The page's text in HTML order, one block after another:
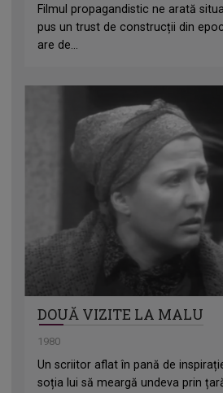
Filmul propagandistic ne arată
pus un trust de construcții din
are de...
DOUĂ VIZITE LA MALU
1980
Un scriitor aflat în pană de
soția lui să meargă undeva prin